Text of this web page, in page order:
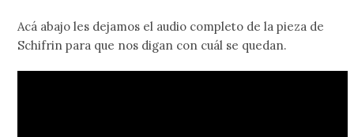
Acá abajo les dejamos el audio completo de la pieza de
Schifrin para que nos digan con cuál se quedan.